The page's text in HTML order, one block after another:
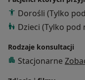
rodnego,
zaburzeniami
okresie menopauzy.
Zakładam wkładki
Dorośli (Tylko
Dzieci (Tylko
Rodzaje konsultacji
Stacjonarne